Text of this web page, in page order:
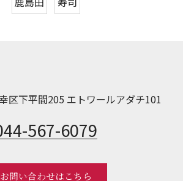
区下平間205 エトワールアダチ101
567-6079
お問い合わせはこちら